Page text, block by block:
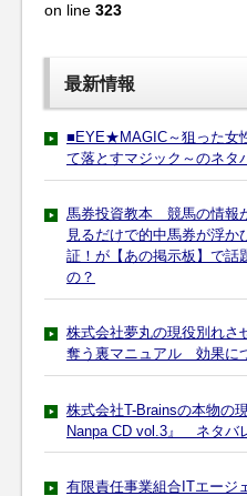
on line 323
最新情報
■EYE★MAGIC～狙った女
て落とすマジック～のネタ
馬券投資教本 競馬の情報
見るだけで的中馬券が浮か
証！が【あの掲示板】で話
の？
株式会社夢丸の現役別れさ
奪う裏マニュアル 効果に
株式会社T-Brainsの本物の
Nanpa CD vol.3』 ネタバ
有限責任事業組合ITエージ